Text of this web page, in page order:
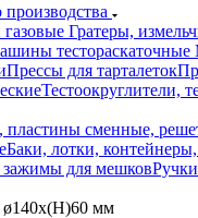
газовые Гратеры,
тестораскаточные
Прессы для тарталеток
Тестоокруглители,
пластины сменные,
Баки, лотки,
для мешков
ø140x(H)60 мм